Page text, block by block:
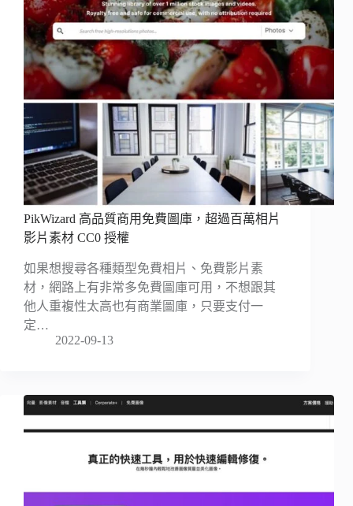
PikWizard 高品質商用免費圖庫，超過百萬相片
影片素材 CC0 授權
如果想搜尋各種類型免費相片、免費影片素
材，網路上有非常多免費圖庫可用，不想跟其
他人重複性太高也有商業圖庫，只要支付一
定…
2022-09-13